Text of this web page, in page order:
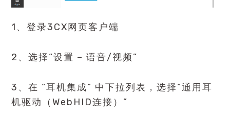
1、登录3CX网页客户端
2、选择“设置 – 语音/视频”
3、在 “耳机集成” 中下拉列表，选择“通用耳
机驱动（WebHID连接）”